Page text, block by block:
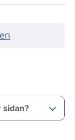
sidan?